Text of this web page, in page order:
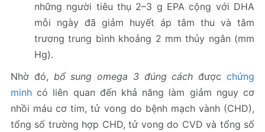
những người tiêu thụ 2–3 g EPA cộng với DHA
mỗi ngày đã giảm huyết áp tâm thu và tâm
trương trung bình khoảng 2 mm thủy ngân (mm
Hg).
Nhờ đó, bổ sung omega 3 đúng cách đượcchứng
minh có liên quan đến khả năng làm giảm nguy cơ
nhồi máu cơ tim, tử vong do bệnh mạch vành (CHD),
tổng số trường hợp CHD, tử vong do CVD và tổng số